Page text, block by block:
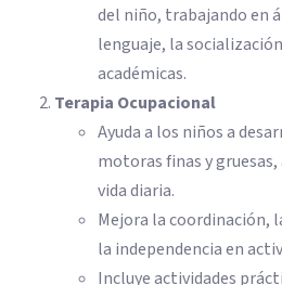
del niño, trabajando en
lenguaje, la
académicas.
Terapia Ocupacional
Ayuda a los niños a
motoras finas y
vida diaria.
Mejora la coordinación,
la independencia en
Incluye actividades